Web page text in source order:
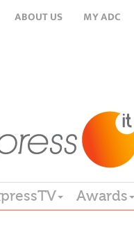
ABOUT US MY ADC
Awards